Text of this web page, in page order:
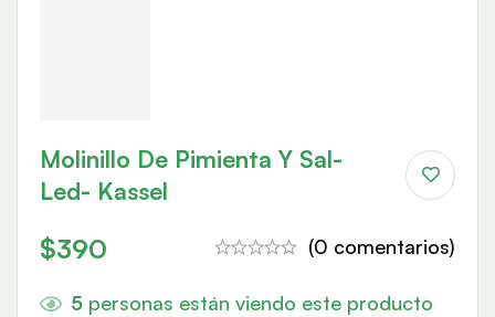
Molinillo De Pimienta Y Sal-
Led- Kassel
$390 (0 comentarios)
5 personas están viendo este producto